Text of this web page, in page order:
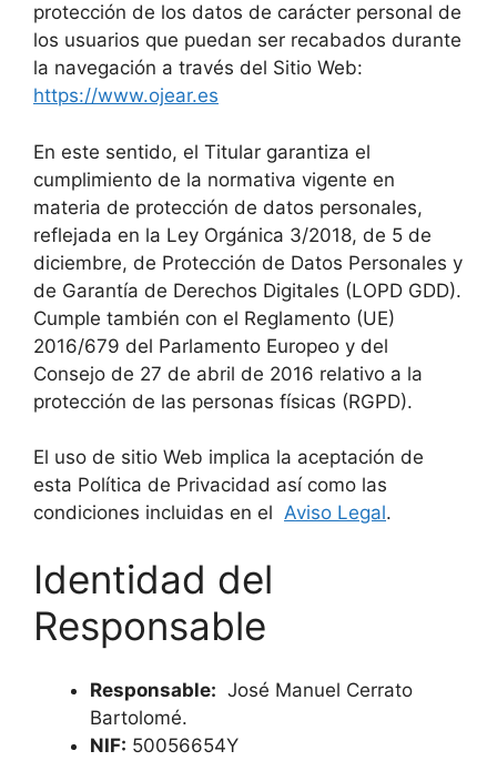
protección de los datos de carácter personal de
los usuarios que puedan ser recabados durante
la navegación a través del Sitio Web:
https://www.ojear.es
En este sentido, el Titular garantiza el
cumplimiento de la normativa vigente en
materia de protección de datos personales,
reflejada en la Ley Orgánica 3/2018, de 5 de
diciembre, de Protección de Datos Personales y
de Garantía de Derechos Digitales (LOPD GDD).
Cumple también con el Reglamento (UE)
2016/679 del Parlamento Europeo y del
Consejo de 27 de abril de 2016 relativo a la
protección de las personas físicas (RGPD).
El uso de sitio Web implica la aceptación de
esta Política de Privacidad así como las
condiciones incluidas en el Aviso Legal.
Identidad del
Responsable
Responsable: José Manuel Cerrato
Bartolomé.
NIF: 50056654Y